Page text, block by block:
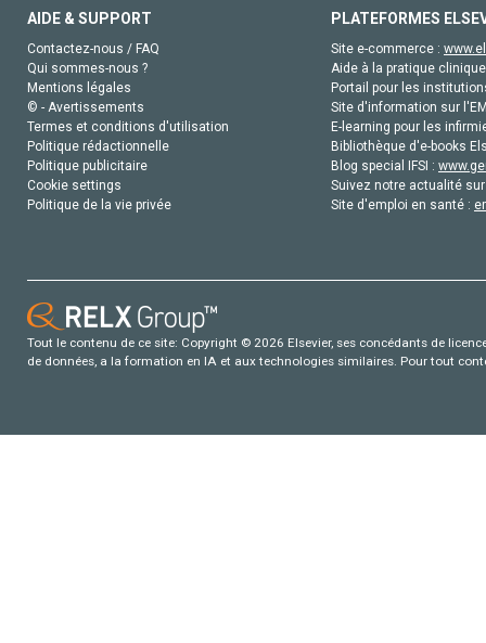
AIDE & SUPPORT
Contactez-nous / FAQ
Qui sommes-nous ?
Mentions légales
© - Avertissements
Termes et conditions d'utilisation
Politique rédactionnelle
Politique publicitaire
Cookie settings
Politique de la vie privée
PLATEFORMES
Site e-commerce :
Aide à la pratique
Portail pour les
Site d'information sur
E-learning pour les
Bibliothèque d'e-books
Blog special IFSI :
Suivez notre actualité
Site d'emploi en santé :
Tout le contenu de ce site: Copyright © 2026 Elsevier, ses concédants de
de données, a la formation en IA et aux technologies similaires. Pour tout